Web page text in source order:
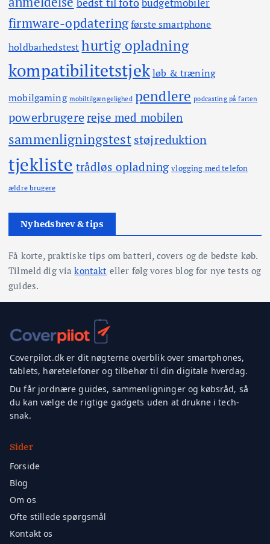
bedst til fotobudgetmobiler
firmware-opdatering første smartphone
holdbarhedstest hurtig opladning
kompatibilitetstjekløb & træning
mobilgaming mobiltilgængelighed pendlere podcasting på farten
powerbrugererejse med mobilen
sammenligningsteststøjreduktion
tjekliste trådløs opladning vlogging med telefon
ældre brugere
Nyhedsbrev & tips
Få korte, praktiske tips om batteri, covers og de bedste køb.
Tilmeld dig viakontakt eller følg vores blog for nye tests og
guides.
Coverpilot.dk er dit nøgterne overblik over smartphones,
tablets, høretelefoner og tilbehør til din digitale hverdag.
Du får jordnære guides, sammenligninger og købsråd, så
du kan vælge de rigtige gadgets uden at drukne i tech-
snak.
Sider
Forside
Blog
Om os
Ofte stillede spørgsmål
Kontakt os